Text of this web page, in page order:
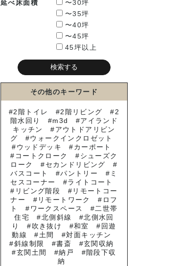
延べ床面積
〜30坪
〜35坪
〜40坪
〜45坪
45坪以上
その他のキーワード
2階トイレ 2階リビング
2
階水回り
m3d
アイランド
キッチン
アウトドアリビン
グ
ウォークインクロゼット
ウッドデッキ
カーポート
コートクローク
シューズク
ローク
セカンドリビング
バスコート
パントリー
ミ
セスコーナー
ライトコート
リビング階段
リモートコー
ナー
リモートワーク
ロフ
ト
ワークスペース
二世帯
住宅
北側斜線
北側水回
り
吹き抜け 和室
回遊
動線
土間
対面キッチン
斜線制限
書斎
玄関収納
玄関土間
納戸
階段下収
納